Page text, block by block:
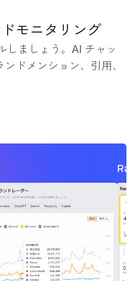
モニタリング
しましょう。AI チャッ
ンドメンション、引用、